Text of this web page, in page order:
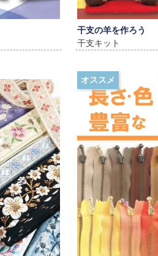
干支の羊を作ろう
干支キット
オススメ